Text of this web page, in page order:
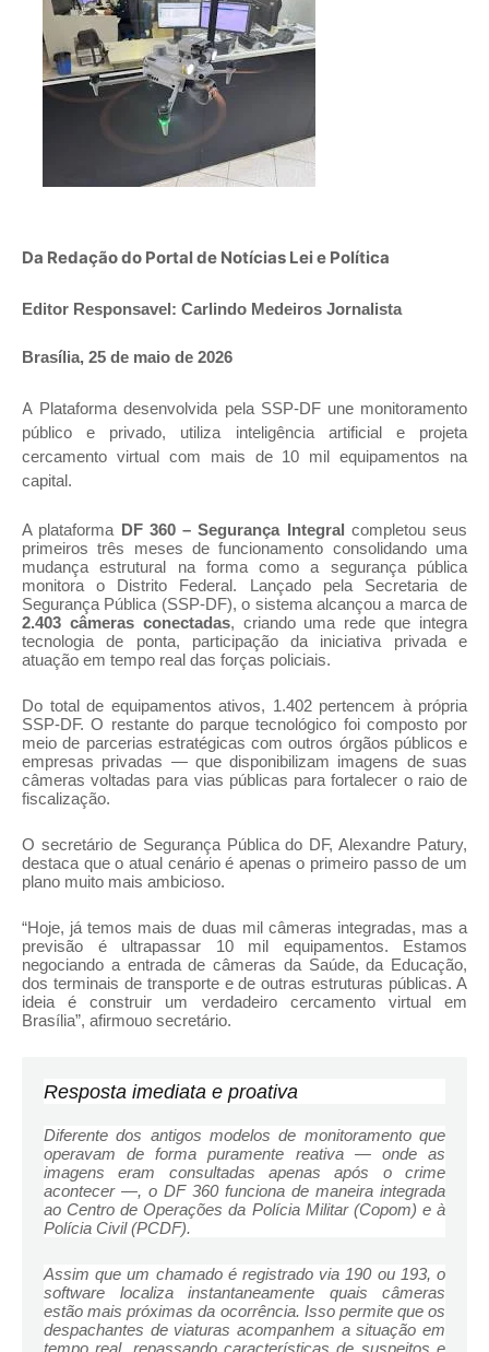
Da Redação do Portal de Notícias Lei e Política
Editor Responsavel: Carlindo Medeiros Jornalista
Brasília, 25 de maio de 2026
A Plataforma desenvolvida pela SSP-DF une monitoramento
público e privado, utiliza inteligência artificial e projeta
cercamento virtual com mais de 10 mil equipamentos na
capital.
A plataforma DF 360 – Segurança Integral completou seus
primeiros três meses de funcionamento consolidando uma
mudança estrutural na forma como a segurança pública
monitora o Distrito Federal. Lançado pela Secretaria de
Segurança Pública (SSP-DF), o sistema alcançou a marca de
2.403 câmeras conectadas, criando uma rede que integra
tecnologia de ponta, participação da iniciativa privada e
atuação em tempo real das forças policiais.
Do total de equipamentos ativos, 1.402 pertencem à própria
SSP-DF. O restante do parque tecnológico foi composto por
meio de parcerias estratégicas com outros órgãos públicos e
empresas privadas — que disponibilizam imagens de suas
câmeras voltadas para vias públicas para fortalecer o raio de
fiscalização.
O secretário de Segurança Pública do DF, Alexandre Patury,
destaca que o atual cenário é apenas o primeiro passo de um
plano muito mais ambicioso.
“Hoje, já temos mais de duas mil câmeras integradas, mas a
previsão é ultrapassar 10 mil equipamentos. Estamos
negociando a entrada de câmeras da Saúde, da Educação,
dos terminais de transporte e de outras estruturas públicas. A
ideia é construir um verdadeiro cercamento virtual em
Brasília”, afirmouo secretário.
Resposta imediata e proativa
Diferente dos antigos modelos de monitoramento que
operavam de forma puramente reativa — onde as
imagens eram consultadas apenas após o crime
acontecer —, o DF 360 funciona de maneira integrada
ao Centro de Operações da Polícia Militar (Copom) e à
Polícia Civil (PCDF).
Assim que um chamado é registrado via 190 ou 193, o
software localiza instantaneamente quais câmeras
estão mais próximas da ocorrência. Isso permite que os
despachantes de viaturas acompanhem a situação em
tempo real, repassando características de suspeitos e